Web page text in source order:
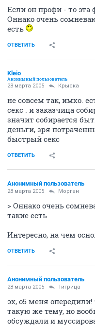
Если он профи - то эта
Оннако очень
есть
ОТВЕТИТЬ
Kleio
Анонимный пользователь
28 марта 2005 Крыска
не совсем так, имхо.
секс . и заказчица
значит собирается
деньги, зря
быстрый секс
ОТВЕТИТЬ
Анонимный пользователь
28 марта 2005 Морган
> Оннако очень
такие есть
Интересно, на чем
ОТВЕТИТЬ
Анонимный пользователь
28 марта 2005 Тигрица
эх, о5 меня опередили!
такую же тему, но
обсуждали и